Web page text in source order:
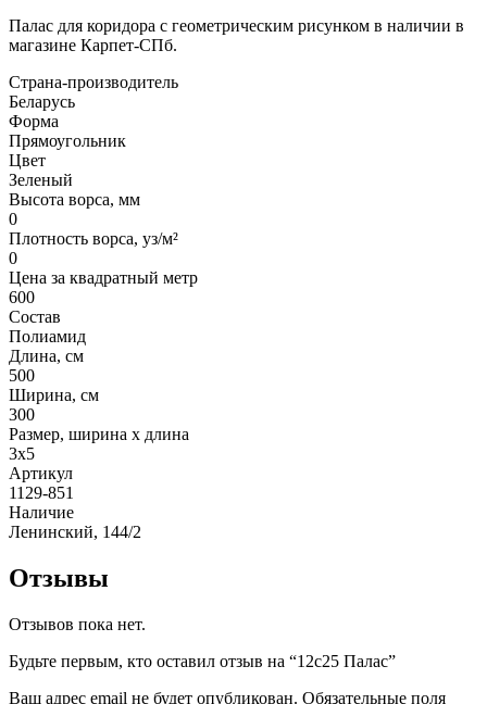
Палас для коридора с геометрическим рисунком в наличии в
магазине Карпет-СПб.
Страна-производитель
Беларусь
Форма
Прямоугольник
Цвет
Зеленый
Высота ворса, мм
0
Плотность ворса, уз/м²
0
Цена за квадратный метр
600
Состав
Полиамид
Длина, см
500
Ширина, см
300
Размер, ширина x длина
3x5
Артикул
1129-851
Наличие
Ленинский, 144/2
Отзывы
Отзывов пока нет.
Будьте первым, кто оставил отзыв на “12c25 Палас”
Ваш адрес email не будет опубликован. Обязательные поля